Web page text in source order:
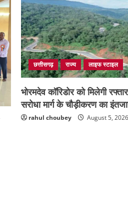
छत्तीसगढ़ राज्य लाइफ स्टाइल
भोरमदेव कॉरिडोर को मिलेगी
सरोधा मार्ग के चौड़ीकरण का
rahul choubey August 5, 2026